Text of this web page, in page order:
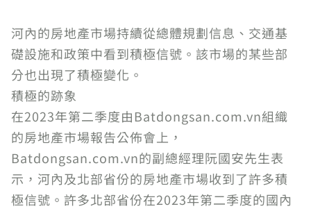
河內的房地產市場持續從總體規劃信息、交通基
礎設施和政策中看到積極信號。該市場的某些部
分也出現了積極變化。
積極的跡象
在2023年第二季度由Batdongsan.com.vn組織
的房地產市場報告公佈會上，
Batdongsan.com.vn的副總經理阮國安先生表
示，河內及北部省份的房地產市場收到了許多積
極信號。許多北部省份在2023年第二季度的國內